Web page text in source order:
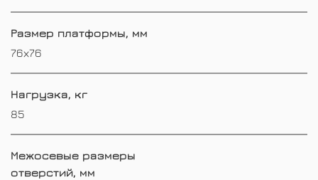
Размер платформы, мм
76х76
Нагрузка, кг
85
Межосевые размеры
отверстий, мм